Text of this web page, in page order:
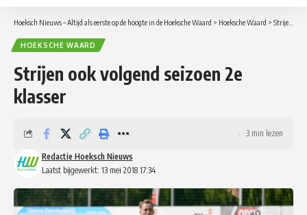
Hoeksch Nieuws – Altijd als eerste op de hoogte in de Hoeksche Waard > Hoeksche Waard > Strijen ook volgend seizoen 2e klasser
HOEKSCHE WAARD
Strijen ook volgend seizoen 2e
klasser
Laatst bijgewerkt: 13 mei 2018 17:34
Redactie Hoeksch Nieuws
3 min lezen